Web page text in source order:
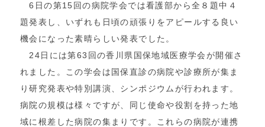
6日の第15回の病院学会では看護部から全８題中４
題発表し、いずれも日頃の頑張りをアピールする良い
機会になった素晴らしい発表でした。
24日には第63回の香川県国保地域医療学会が開催さ
れました。この学会は国保直診の病院や診療所が集ま
り研究発表や特別講演、シンポジウムが行われます。
病院の規模は様々ですが、同じ使命や役割を持った地
域に根差した病院の集まりです。これらの病院が連携